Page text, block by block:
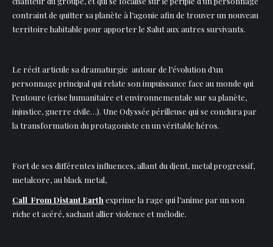
contraint de quitter sa planète à l’agonie afin de trouver un nouveau
territoire habitable pour apporter le Salut aux autres survivants.
Le récit articule sa dramaturgie autour de l’évolution d’un
personnage principal qui relate son impuissance face au monde qui
l’entoure (crise humanitaire et environnementale sur sa planète,
injustice, guerre civile…). Une Odyssée périlleuse qui se conclura par
la transformation du protagoniste en un véritable héros.
Fort de ses différentes influences, allant du djent, metal progressif,
metalcore, au black metal,
Call From Distant Earth exprime la rage qui l’anime par un son
riche et acéré, sachant allier violence et mélodie.